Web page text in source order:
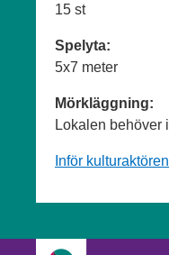
15 st
Spelyta:
5x7 meter
Mörkläggning:
Lokalen behöver
Inför